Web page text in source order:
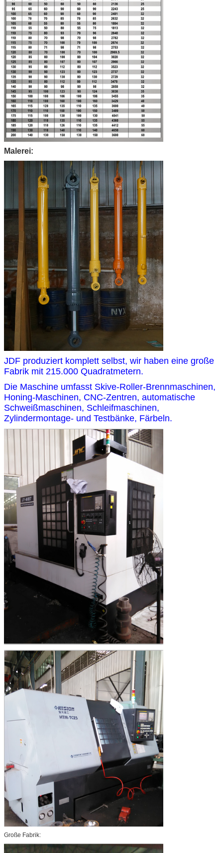
Malerei:
JDF produziert komplett selbst, wir haben eine große
Fabrik mit 215.000 Quadratmetern.
Die Maschine umfasst Skive-Roller-Brennmaschinen,
Honing-Maschinen, CNC-Zentren, automatische
Schweißmaschinen, Schleifmaschinen,
Zylindermontage- und Testbänke, Färbeln.
Große Fabrik: